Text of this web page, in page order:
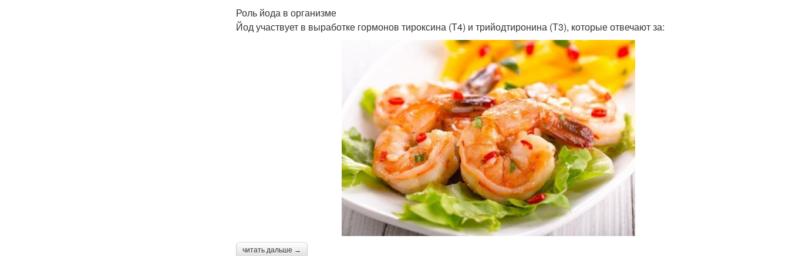
Роль йода в организме
Йод участвует в выработке гормонов тироксина (Т4) и трийодтиронина (Т3), которые отвечают за:
читать дальше →